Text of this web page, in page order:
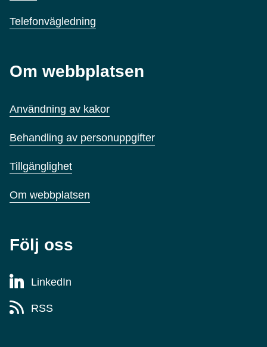
Telefonvägledning
Om webbplatsen
Användning av kakor
Behandling av personuppgifter
Tillgänglighet
Om webbplatsen
Följ oss
LinkedIn
RSS